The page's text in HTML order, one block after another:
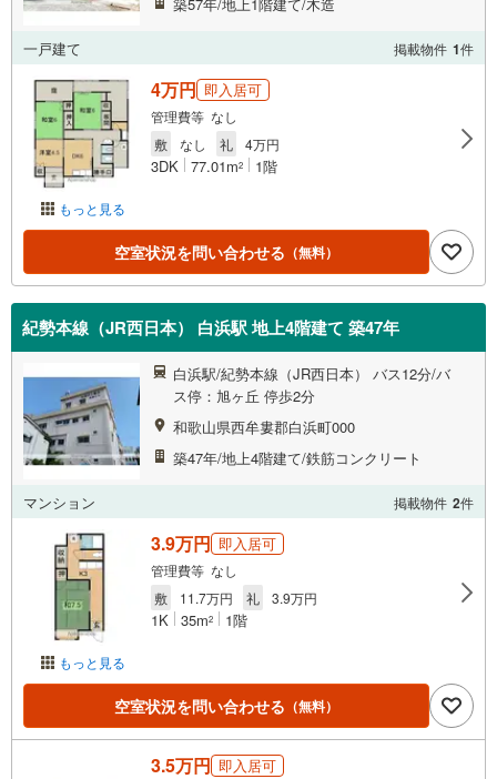
一戸建て 掲載物件 1件
もっと見る
4万円 即入居可
管理費等 なし
敷
なし 礼 4万円
3DK 77.01m2 1階
空室状況を問い合わせる （無料）
紀勢本線（JR西日本） 白浜駅 地上4階建て 築47年
白浜駅/紀勢本線（JR西日本） バス12分/バ
ス停：旭ヶ丘 停歩2分
和歌山県西牟婁郡白浜町000
築47年/地上4階建て/鉄筋コンクリート
マンション 掲載物件 2件
もっと見る
3.9万円 即入居可
管理費等 なし
敷
11.7万円 礼 3.9万円
1K 35m2 1階
空室状況を問い合わせる （無料）
3.5万円 即入居可